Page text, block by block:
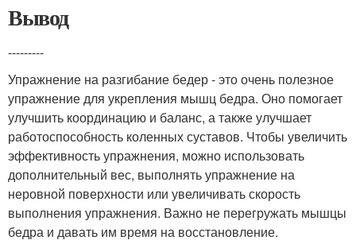
Вывод
---------
Упражнение на разгибание бедер - это очень полезное
упражнение для укрепления мышц бедра. Оно помогает
улучшить координацию и баланс, а также улучшает
работоспособность коленных суставов. Чтобы увеличить
эффективность упражнения, можно использовать
дополнительный вес, выполнять упражнение на
неровной поверхности или увеличивать скорость
выполнения упражнения. Важно не перегружать мышцы
бедра и давать им время на восстановление.